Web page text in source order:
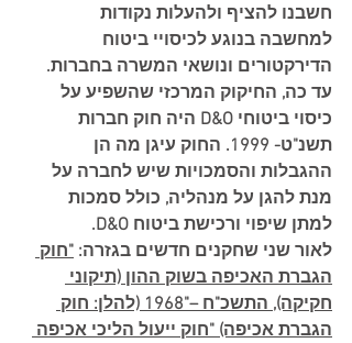
חשבנו להציף ולהעלות נקודות
למחשבה בנוגע לכיסויי ביטוח
הדירקטורים ונושאי המשרה בחברות.
עד כה, החיקוק המרכזי שהשפיע על
כיסוי ביטוחי D&O היה חוק חברות
תשנ"ט- 1999. החוק עיגן מה הן
ההגבלות והסמכויות שיש לחברה על
מנת להגן על מנהליה, כולל סמכות
למתן שיפוי ורכישת ביטוח D&O.
לאור שני שחקנים חדשים בגזרה: "חוק
הגברת האכיפה בשוק ההון (תיקוני
חקיקה), התשכ"ח –"1968 (להלן: חוק
הגברת אכיפה) "חוק ייעול הליכי אכיפה